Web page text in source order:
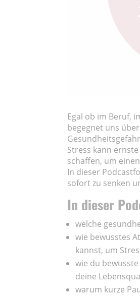
Egal ob im Beruf,
begegnet uns
Stress kann
schaffen, um
In dieser
sofort zu senken
In dieser
welche
wie bewusstes
kannst, um
wie du
deine
warum kurze